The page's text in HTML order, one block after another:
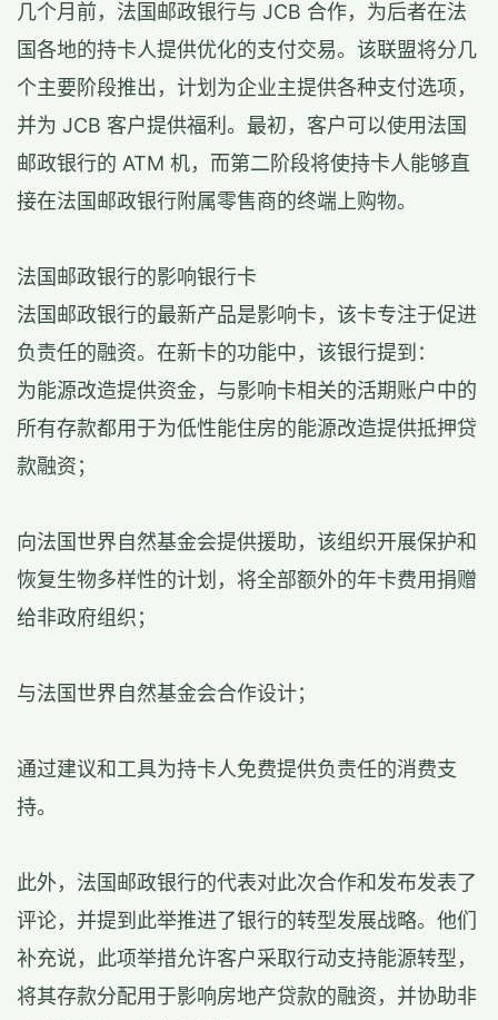
几个月前，法国邮政银行与 JCB 合作，为后者在法
国各地的持卡人提供优化的支付交易。该联盟将分几
个主要阶段推出，计划为企业主提供各种支付选项，
并为 JCB 客户提供福利。最初，客户可以使用法国
邮政银行的 ATM 机，而第二阶段将使持卡人能够直
接在法国邮政银行附属零售商的终端上购物。
法国邮政银行的影响银行卡
法国邮政银行的最新产品是影响卡，该卡专注于促进
负责任的融资。在新卡的功能中，该银行提到：
为能源改造提供资金，与影响卡相关的活期账户中的
所有存款都用于为低性能住房的能源改造提供抵押贷
款融资；
向法国世界自然基金会提供援助，该组织开展保护和
恢复生物多样性的计划，将全部额外的年卡费用捐赠
给非政府组织；
与法国世界自然基金会合作设计；
通过建议和工具为持卡人免费提供负责任的消费支
持。
此外，法国邮政银行的代表对此次合作和发布发表了
评论，并提到此举推进了银行的转型发展战略。他们
补充说，此项举措允许客户采取行动支持能源转型，
将其存款分配用于影响房地产贷款的融资，并协助非